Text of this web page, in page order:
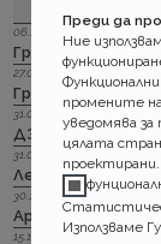
06.12.2023 г.
Групама: Ски и
27.04.2023 г.
Групама: За
31.03.2023 г.
ДЗИ: Отличници в
31.03.2023 г.
Лев Инс: Още
30.11.2022 г.
Армеец: И
15.11.2022 г.
Преди да
Ние
промените
уведомява
цялата
проектирани.
Използваме